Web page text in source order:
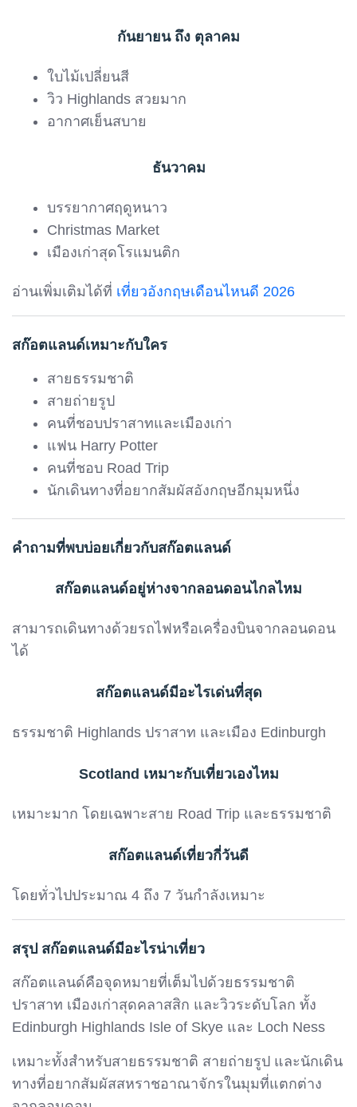
กันยายน ถึง ตุลาคม
ใบไม้เปลี่ยนสี
วิว Highlands สวยมาก
อากาศเย็นสบาย
ธันวาคม
บรรยากาศฤดูหนาว
Christmas Market
เมืองเก่าสุดโรแมนติก
อ่านเพิ่มเติมได้ที่ เที่ยวอังกฤษเดือนไหนดี 2026
สก๊อตแลนด์เหมาะกับใคร
สายธรรมชาติ
สายถ่ายรูป
คนที่ชอบปราสาทและเมืองเก่า
แฟน Harry Potter
คนที่ชอบ Road Trip
นักเดินทางที่อยากสัมผัสอังกฤษอีกมุมหนึ่ง
คำถามที่พบบ่อยเกี่ยวกับสก๊อตแลนด์
สก๊อตแลนด์อยู่ห่างจากลอนดอนไกลไหม
สามารถเดินทางด้วยรถไฟหรือเครื่องบินจากลอนดอน
ได้
สก๊อตแลนด์มีอะไรเด่นที่สุด
ธรรมชาติ Highlands ปราสาท และเมือง Edinburgh
Scotland เหมาะกับเที่ยวเองไหม
เหมาะมาก โดยเฉพาะสาย Road Trip และธรรมชาติ
สก๊อตแลนด์เที่ยวกี่วันดี
โดยทั่วไปประมาณ 4 ถึง 7 วันกำลังเหมาะ
สรุป สก๊อตแลนด์มีอะไรน่าเที่ยว
สก๊อตแลนด์คือจุดหมายที่เต็มไปด้วยธรรมชาติ
ปราสาท เมืองเก่าสุดคลาสสิก และวิวระดับโลก ทั้ง
Edinburgh Highlands Isle of Skye และ Loch Ness
เหมาะทั้งสำหรับสายธรรมชาติ สายถ่ายรูป และนักเดิน
ทางที่อยากสัมผัสสหราชอาณาจักรในมุมที่แตกต่าง